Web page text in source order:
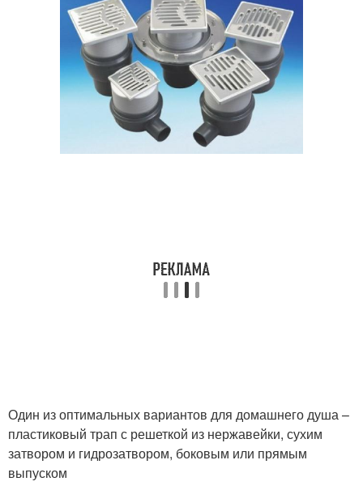
Один из оптимальных вариантов для домашнего душа –
пластиковый трап с решеткой из нержавейки, сухим
затвором и гидрозатвором, боковым или прямым
выпуском